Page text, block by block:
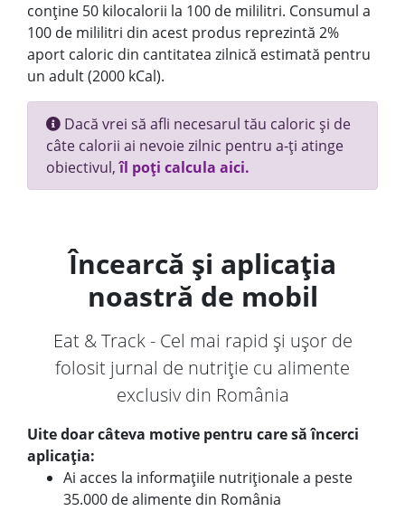
conține 50 kilocalorii la 100 de mililitri. Consumul a
100 de mililitri din acest produs reprezintă 2%
aport caloric din cantitatea zilnică estimată pentru
un adult (2000 kCal).
Dacă vrei să afli necesarul tău caloric și de
câte calorii ai nevoie zilnic pentru a-ți atinge
obiectivul,îl poți calcula aici.
Încearcă și aplicația
noastră de mobil
Eat & Track - Cel mai rapid și ușor de
folosit jurnal de nutriție cu alimente
exclusiv din România
Uite doar câteva motive pentru care să încerci
aplicația:
Ai acces la informațiile nutriționale a peste
35.000 de alimente din România